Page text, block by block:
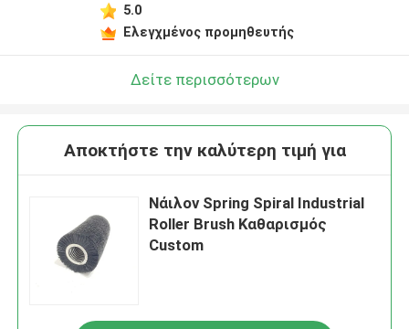
5.0
Ελεγχμένος προμηθευτής
Δείτε περισσότερων
Αποκτήστε την καλύτερη τιμή για
Νάιλον Spring Spiral Industrial
Roller Brush Καθαρισμός
Custom